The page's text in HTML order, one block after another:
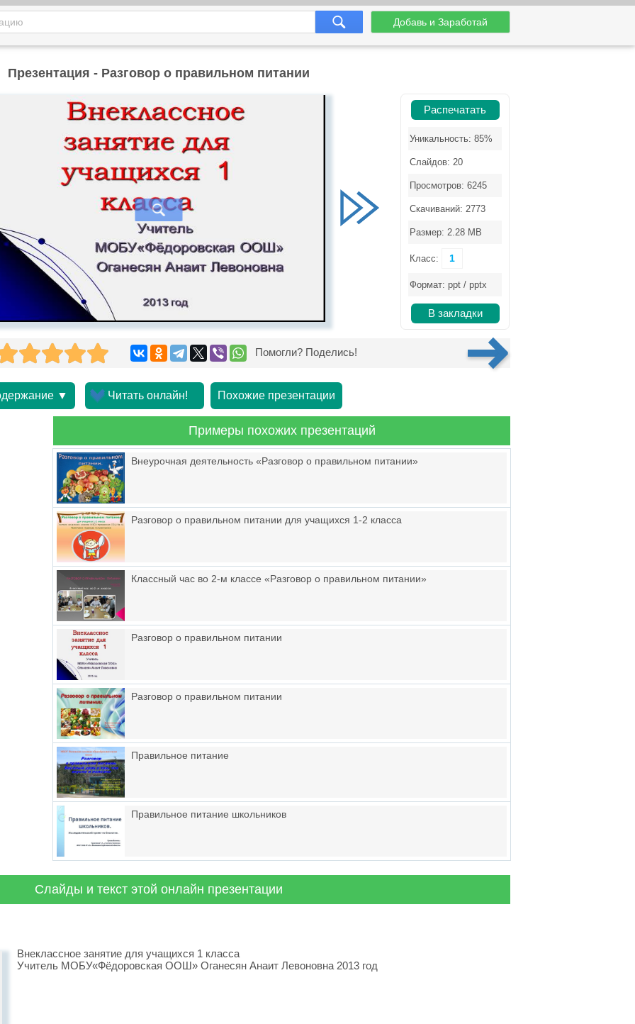
Добавь и Заработай
Презентация - Разговор о правильном питании
Распечатать
Уникальность: 85%
Слайдов: 20
Просмотров: 6245
Скачиваний: 2773
Размер: 2.28 MB
Класс: 1
Формат: ppt / pptx
В закладки
Помогли? Поделись!
▼ Читать онлайн! Похожие презентации
Примеры похожих презентаций
Внеурочная деятельность «Разговор о правильном питании»
Разговор о правильном питании для учащихся 1-2 класса
Классный час во 2-м классе «Разговор о правильном питании»
Разговор о правильном питании
Разговор о правильном питании
Правильное питание
Правильное питание школьников
Слайды и текст этой онлайн презентации
Внеклассное занятие для учащихся 1 класса
Учитель МОБУ«Фёдоровская ООШ» Оганесян Анаит Левоновна 2013 год